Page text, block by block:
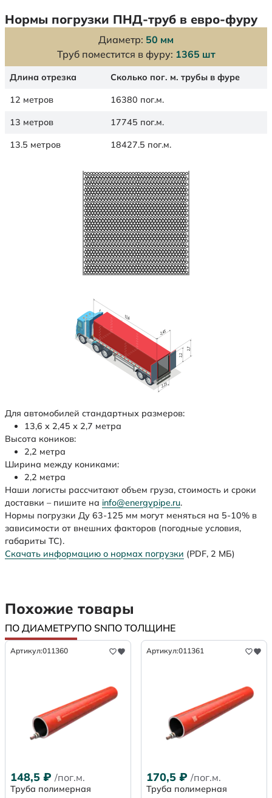
Нормы погрузки ПНД-труб в евро-фуру
Диаметр: 50 мм
Труб поместится в фуру: 1365 шт
Длина отрезка Сколько пог. м. трубы в фуре
12 метров 16380 пог.м.
13 метров 17745 пог.м.
13.5 метров 18427.5 пог.м.
Для автомобилей стандартных размеров:
13,6 х 2,45 х 2,7 метра
Высота коников:
2,2 метра
Ширина между кониками:
2,2 метра
Наши логисты рассчитают объем груза, стоимость и сроки
доставки – пишите на info@energypipe.ru.
Нормы погрузки Ду 63-125 мм могут меняться на 5-10% в
зависимости от внешних факторов (погодные условия,
габариты ТС).
Скачать информацию о нормах погрузки (PDF, 2 МБ)
Похожие товары
ПО ДИАМЕТРУПО SNПО ТОЛЩИНЕ
Артикул:011360
148,5 ₽ /пог.м.
Труба полимерная
Артикул:011361
170,5 ₽ /пог.м.
Труба полимерная